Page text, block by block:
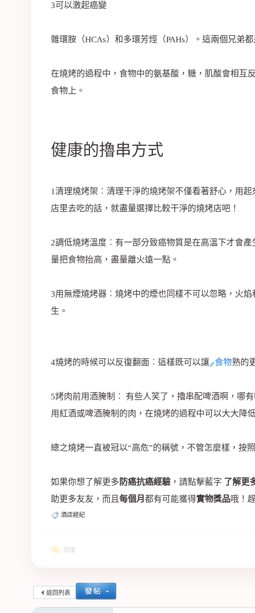
3可以激起癌變
雜環胺（HCAs）和多環芳烴（PAHs）。這兩個兄弟
在燒烤的過程中，食物中的氨基酸，糖，肌酸會相互
食物上。
健康的擼串方式
1清理燒烤架︰清理干淨的燒烤架不僅看著舒心，用
店里去吃的話，就盡量選擇比較干淨的燒烤店吧！
2調低燒烤溫度︰有一部分致癌物質是在高溫下才會
量把食物抬高，盡量離火遠一點。
3用無煙燒烤器︰燒烤中的煙也同樣不可以忽略，火
生。
4燒烤的時候可以反復翻面︰這樣既可以讓 食物熟的
5烤肉前用酒腌制︰ 有些人笑了，擼串配啤酒啊，哪
用紅酒或啤酒腌制的肉，在燒烤的過程中可以大大降
總之燒烤一直被冠以“高危”的稱號，不管怎麼樣，按
如果你想了解更多 防癌抗癌經驗 ，請點擊藍字 了解更
助更多友友，而且每個月 都有可能獲得實物獎品哦！
酒店經紀
回復
返回列表